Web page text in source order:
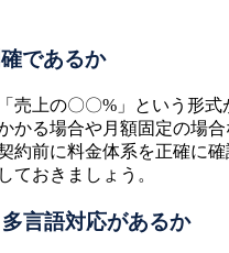
であるか
売上の〇〇%」という形式
かる場合や月額固定の場合
約前に料金体系を正確に
ておきましょう。
言語対応があるか